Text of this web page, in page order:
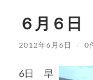
６月６日
2012年6月6日 / 0
6日 早